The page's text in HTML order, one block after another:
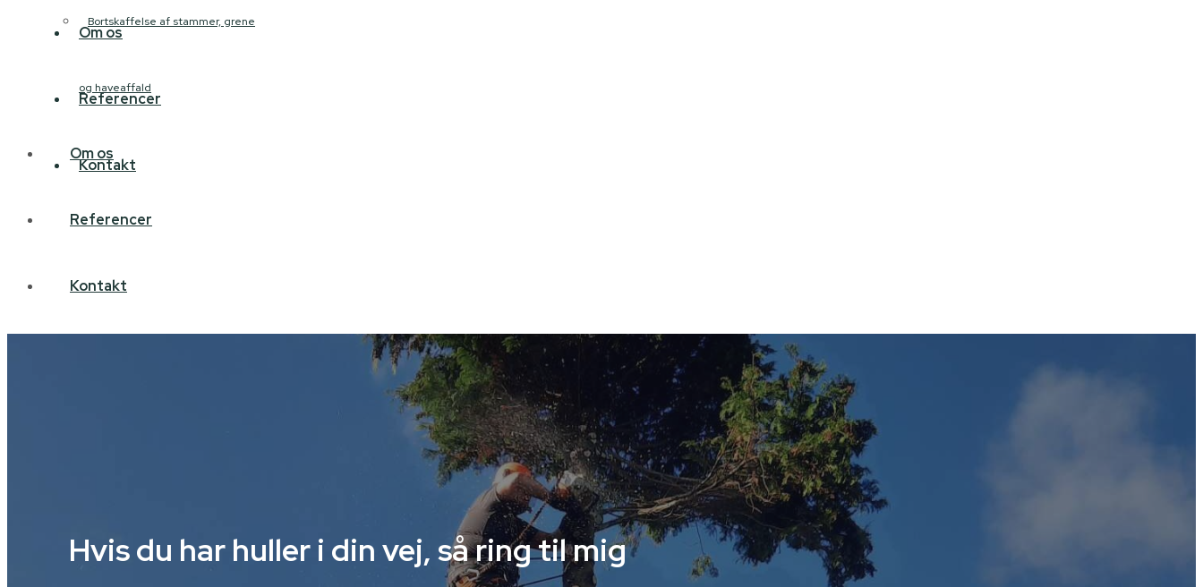
Om os
Referencer
Kontakt
Bortskaffelse af stammer, grene
og haveaffald
Om os
Referencer
Kontakt
Hvis du har huller i din vej, så ring til mig